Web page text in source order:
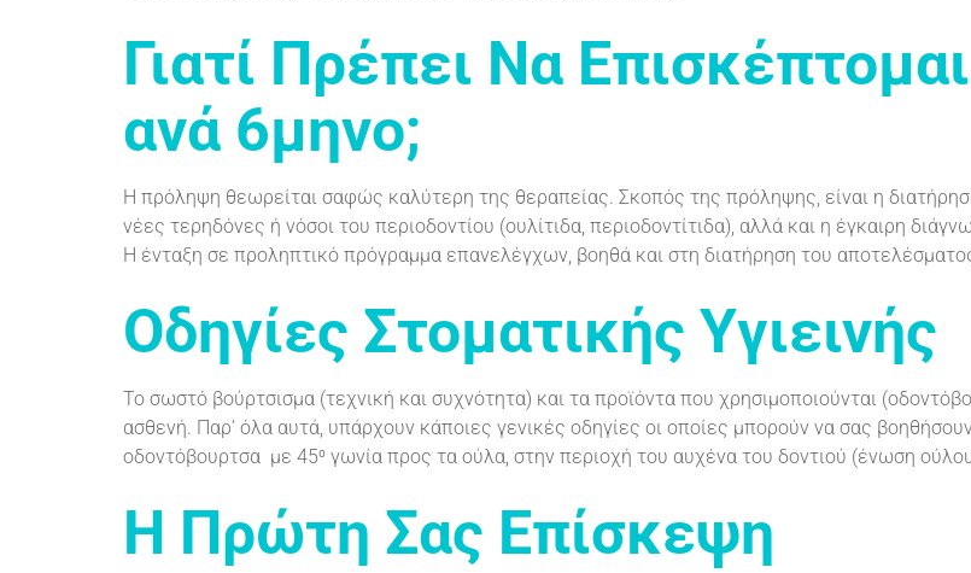
Γιατί Πρέπει Να
ανά 6μηνο;
Η πρόληψη θεωρείται σαφώς καλύτερη της θεραπείας. Σκοπός της πρόληψης, είναι η
νέες τερηδόνες ή νόσοι του περιοδοντίου (ουλίτιδα, περιοδοντίτιδα), αλλά και η έγκαιρη
Η ένταξη σε προληπτικό πρόγραμμα επανελέγχων, βοηθά και στη διατήρηση του
Οδηγίες Στοματικής Υγιεινής
Το σωστό βούρτσισμα (τεχνική και συχνότητα) και τα προϊόντα που χρησιμοποιούνται
ασθενή. Παρ’ όλα αυτά, υπάρχουν κάποιες γενικές οδηγίες οι οποίες μπορούν να σας
οδοντόβουρτσα με 45⁰ γωνία προς τα ούλα, στην περιοχή του αυχένα του δοντιού (ένωση
Η Πρώτη Σας Επίσκεψη